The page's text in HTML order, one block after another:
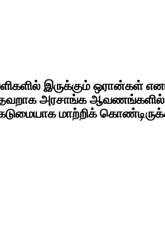
இருக்கும் ஒரான்கள்
அரசாங்க ஆவணங்களில்
மாற்றிக்